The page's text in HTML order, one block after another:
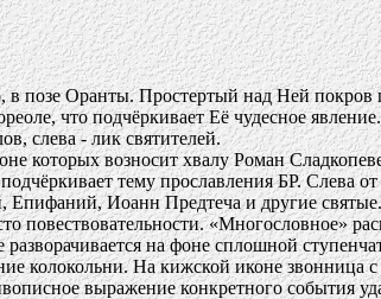
в позе Оранты. Простертый над Ней
что подчёркивает Её чудесное
слева - лик святителей.
которых возносит хвалу Роман
тему прославления БР. Слева
Иоанн Предтеча и другие
повествовательности. «Многословное»
на фоне сплошной
колокольни. На кижской иконе
выражение конкретного события